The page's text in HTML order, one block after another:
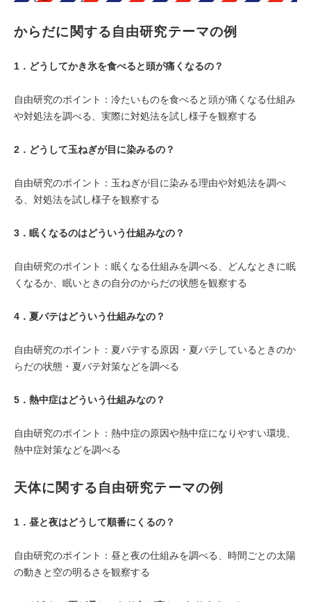
からだに関する自由研究テーマの例
1． どうしてかき氷を食べると頭が痛くなるの？
自由研究のポイント：冷たいものを食べると頭が痛くなる仕組み
や対処法を調べる、実際に対処法を試し様子を観察する
2． どうして玉ねぎが目に染みるの？
自由研究のポイント：玉ねぎが目に染みる理由や対処法を調べ
る、対処法を試し様子を観察する
3． 眠くなるのはどういう仕組みなの？
自由研究のポイント：眠くなる仕組みを調べる、どんなときに眠
くなるか、眠いときの自分のからだの状態を観察する
4． 夏バテはどういう仕組みなの？
自由研究のポイント：夏バテする原因・夏バテしているときのか
らだの状態・夏バテ対策などを調べる
5． 熱中症はどういう仕組みなの？
自由研究のポイント：熱中症の原因や熱中症になりやすい環境、
熱中症対策などを調べる
天体に関する自由研究テーマの例
1． 昼と夜はどうして順番にくるの？
自由研究のポイント：昼と夜の仕組みを調べる、時間ごとの太陽
の動きと空の明るさを観察する